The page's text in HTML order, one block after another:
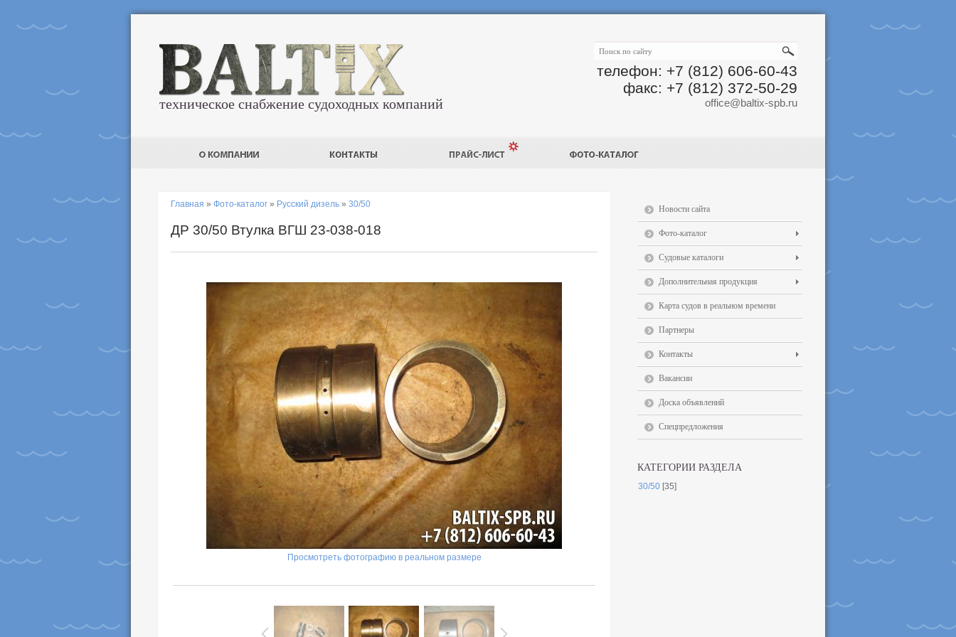
телефон: +7 (812) 606-60-43
факс: +7 (812) 372-50-29
office@baltix-spb.ru
техническое снабжение судоходных компаний
Главная » Фото-каталог » Русский дизель » 30/50
ДР 30/50 Втулка ВГШ 23-038-018
Просмотреть фотографию в реальном размере
Новости сайта
Фото-каталог
Судовые каталоги
Дополнительная продукция
Карта судов в реальном времени
Партнеры
Контакты
Вакансии
Доска объявлений
Спецпредложения
КАТЕГОРИИ РАЗДЕЛА
30/50 [35]